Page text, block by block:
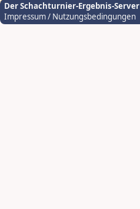
Der Schachturnier-Ergebnis-Server
Impressum / Nutzungsbedingungen